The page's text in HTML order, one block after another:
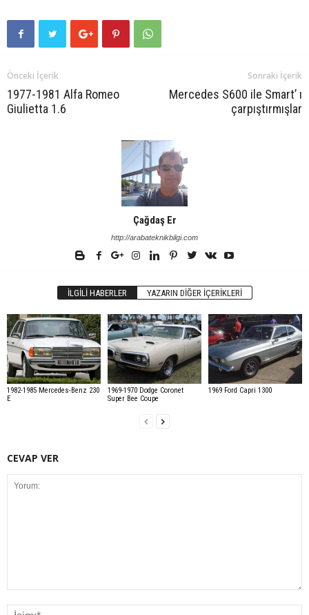
Önceki İçerik
1977-1981 Alfa Romeo
Giulietta 1.6
Sonraki İçerik
Mercedes S600 ile Smart’ ı
çarpıştırmışlar
Çağdaş Er
http://arabateknikbilgi.com
İLGILI HABERLER YAZARIN DIĞER İÇERIKLERI
1982-1985 Mercedes-Benz 230
E
1969-1970 Dodge Coronet
Super Bee Coupe
1969 Ford Capri 1300
CEVAP VER